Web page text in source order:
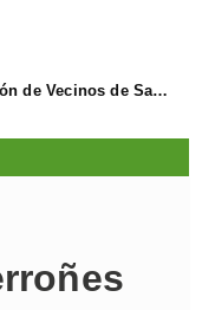
La Asociación de Vecinos de Santa Cruz descubrió los Covarones